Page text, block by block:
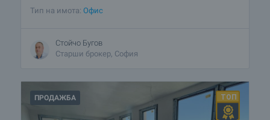
Тип на имота: Офис
Стойчо Бугов
Старши брокер, София
ПРОДАЖБА